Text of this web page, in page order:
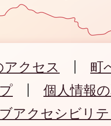
アクセス
町
個人情報
アクセシビリ